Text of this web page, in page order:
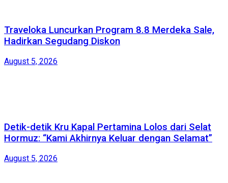
Traveloka Luncurkan Program 8.8 Merdeka Sale,
Hadirkan Segudang Diskon
August 5, 2026
Detik-detik Kru Kapal Pertamina Lolos dari Selat
Hormuz: “Kami Akhirnya Keluar dengan Selamat”
August 5, 2026